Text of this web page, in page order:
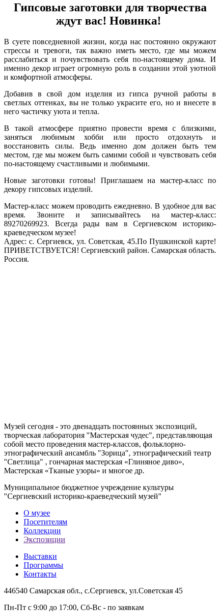
Гипсовые заготовки для творчества
ждут вас! Новинка!
В суете повседневной жизни, когда нас постоянно окружают
стрессы и тревоги, так важно иметь место, где мы можем
расслабиться и почувствовать себя по-настоящему дома. И
именно декор играет огромную роль в создании этой уютной
и комфортной атмосферы.
Добавив в свой дом изделия из гипса ручной работы в
светлых оттенках, вы не только украсите его, но и внесете в
него частичку уюта и тепла.
В такой атмосфере приятно провести время с близкими,
заняться любимым хобби или просто отдохнуть и
восстановить силы. Ведь именно дом должен быть тем
местом, где мы можем быть самими собой и чувствовать себя
по-настоящему счастливыми и любимыми.
Новые заготовки готовы! Приглашаем на мастер-класс по
декору гипсовых изделий.
Мастер-класс можем проводить ежедневно. В удобное для вас
время. Звоните и записывайтесь на мастер-класс:
89270269923. Всегда рады вам в Сергиевском историко-
краеведческом музее!
Адрес: с. Сергиевск, ул. Советская, 45.По Пушкинской карте!
ПРИВЕТСТВУЕТСЯ! Сергиевский район. Самарская область.
Россия.
Музей сегодня - это двенадцать постоянных экспозиций,
творческая лаборатория "Мастерская чудес", представляющая
собой место проведения мастер-классов, фольклорно-
этнографический ансамбль "Зорица", этнографический театр
"Светлица" , гончарная мастерская «Глиняное диво»,
Мастерская «Тканые узоры» и многое др.
Муниципальное бюджетное учреждение культуры
"Сергиевский историко-краеведческий музей"
О музее
Посетителям
Коллекции
Экспозиции
Выставки
Программы
Контакты
446540 Самарская обл., с.Сергиевск, ул.Советская 45
Пн-Пт с 9:00 до 17:00, Сб-Вс - по заявкам